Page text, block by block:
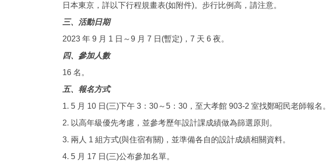
日本東京，詳以下行程規畫表(如附件)。步行比例高，請注意。
三、活動日期
2023 年 9 月 1 日～9 月 7 日(暫定)，7 天 6 夜。
四、參加人數
16 名。
五、報名方式
1. 5 月 10 日(三)下午 3：30～5：30，至大孝館 903-2 室找鄭昭民老師報名。
2. 以高年級優先考慮，並參考歷年設計課成績做為篩選原則。
3. 兩人 1 組方式(與住宿有關)，並準備各自的設計成績相關資料。
4. 5 月 17 日(三)公布參加名單。